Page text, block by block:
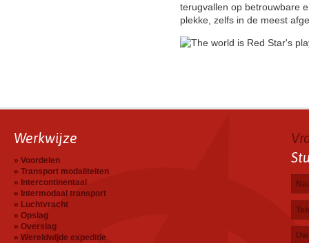
terugvallen op betrouwbare
plekke, zelfs in de meest
Werkwijze
Voordelen
Transport modaliteiten
Intercontinentaal
Intermodaal transport
Luchtvracht
Opslag
Overslag
Wereldwijde expeditie
E-
Uw